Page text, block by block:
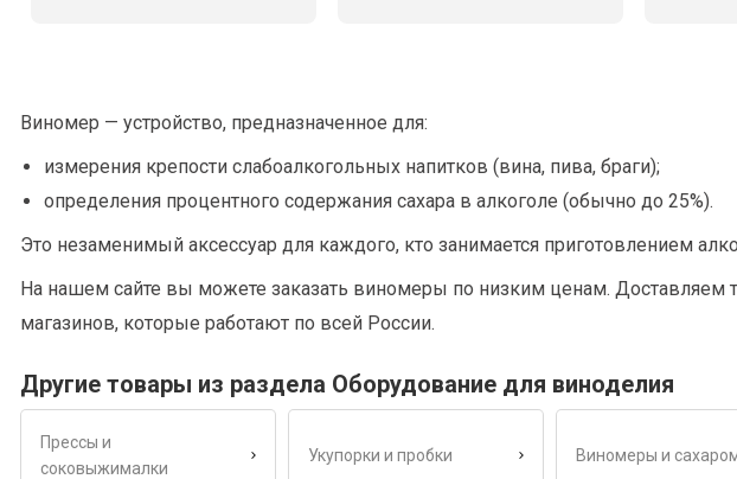
Виномер — устройство, предназначенное для:
измерения крепости слабоалкогольных напитков (вина, пива, браги);
определения процентного содержания сахара в алкоголе (обычно до 25%).
Это незаменимый аксессуар для каждого, кто занимается приготовлением
На нашем сайте вы можете заказать виномеры по низким ценам.
магазинов, которые работают по всей России.
Другие товары из раздела Оборудование для виноделия
Прессы и
соковыжималки
Укупорки и пробки Виномеры и